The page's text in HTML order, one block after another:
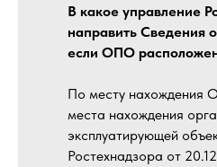
В какое управление
направить Сведения
если ОПО
По месту нахождения
места нахождения
эксплуатирующей
Ростехнадзора от